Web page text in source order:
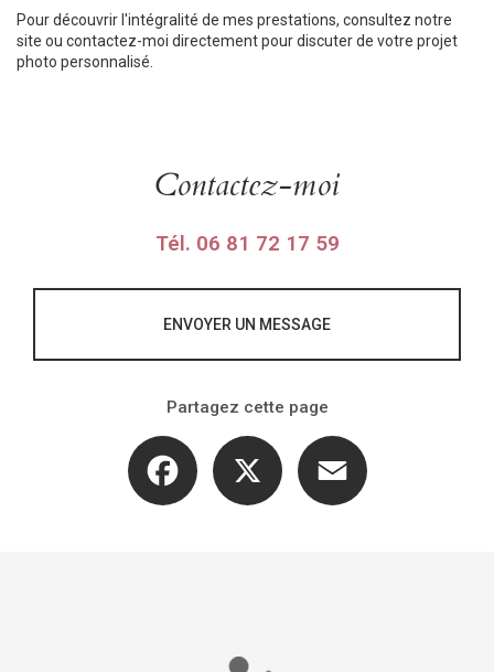
Pour découvrir l'intégralité de mes prestations, consultez notre
site ou contactez-moi directement pour discuter de votre projet
photo personnalisé.
Contactez-moi
Tél. 06 81 72 17 59
ENVOYER UN MESSAGE
Partagez cette page
Facebook